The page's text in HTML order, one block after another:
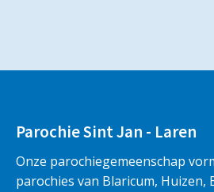
Parochie Sint Jan - Laren
Onze parochiegemeenschap
parochies van Blaricum, Huizen,